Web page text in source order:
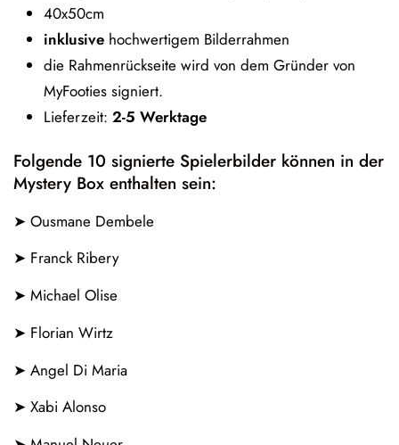
40x50cm
inklusive hochwertigem Bilderrahmen
die Rahmenrückseite wird von dem Gründer von
MyFooties signiert.
Lieferzeit: 2-5 Werktage
Folgende 10 signierte Spielerbilder können in der
Mystery Box enthalten sein:
➤ Ousmane Dembele
➤ Franck Ribery
➤ Michael Olise
➤ Florian Wirtz
➤ Angel Di Maria
➤ Xabi Alonso
Confirm your age
Are you 18 years old or older?